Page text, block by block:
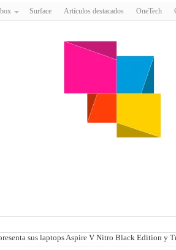
Surface Artículos destacados OneTech
sus laptops Aspire V Nitro Black Edition y